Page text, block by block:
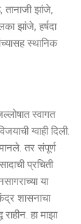
झांजे,
झांजे, हर्षदा
स्थानिक
स्वागत
ग्वाही दिली.
तर संपूर्ण
प्रचिती
या
शासनाचा
हा माझा